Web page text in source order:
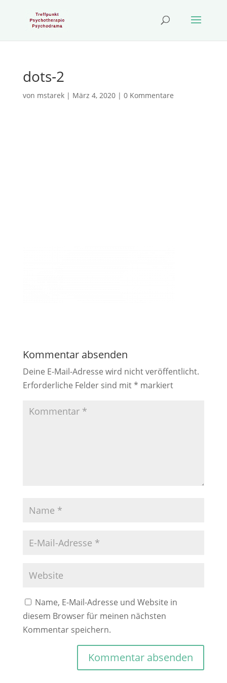
dots‑2
von mstarek| März 4, 2020| 0 Kommentare
Kommentar absenden
Deine E-Mail-Adresse wird nicht veröffentlicht.
Erforderliche Felder sind mit* markiert
Name, E-Mail-Adresse und Website in
diesem Browser für meinen nächsten
Kommentar speichern.